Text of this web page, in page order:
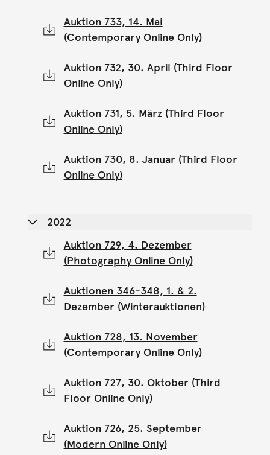
Auktion 733, 14. Mai
(Contemporary Online Only)
Auktion 732, 30. April (Third Floor
Online Only)
Auktion 731, 5. März (Third Floor
Online Only)
Auktion 730, 8. Januar (Third Floor
Online Only)
2022
Auktion 729, 4. Dezember
(Photography Online Only)
Auktionen 346-348, 1. & 2.
Dezember (Winterauktionen)
Auktion 728, 13. November
(Contemporary Online Only)
Auktion 727, 30. Oktober (Third
Floor Online Only)
Auktion 726, 25. September
(Modern Online Only)